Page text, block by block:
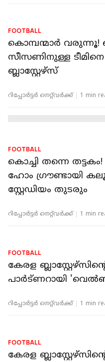
റിപ്പോർട്ടർ നെറ്റ്‌വര്‍ക്ക്‌ 1 min
തുടക്കം നിരാശ;
റിപ്പോർട്ടർ നെറ്റ്‌വര്‍ക്ക്‌